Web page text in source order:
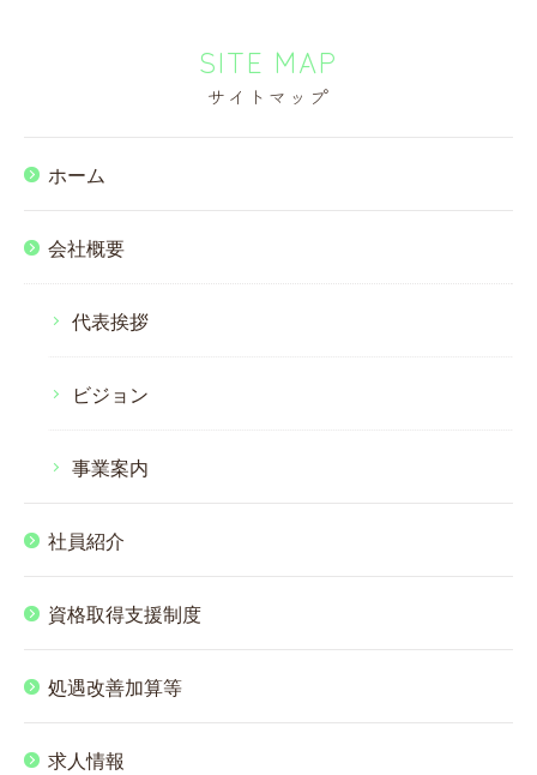
サイトマップ
SITE MAP
ホーム
会社概要
代表挨拶
ビジョン
事業案内
社員紹介
資格取得支援制度
処遇改善加算等
求人情報